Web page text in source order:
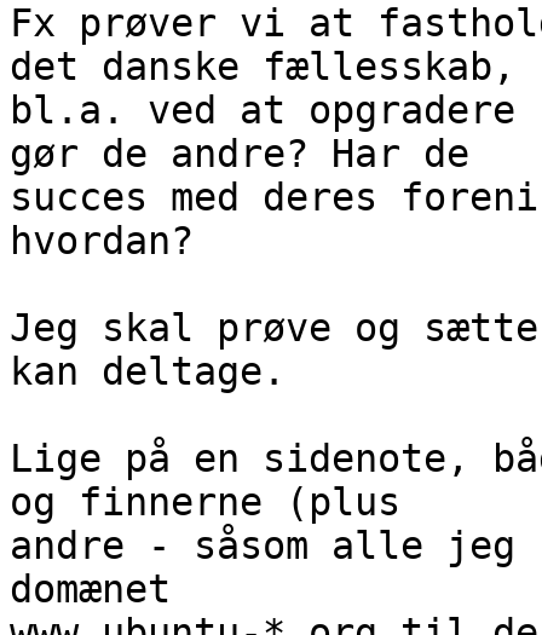
Fx prøver vi at
det danske fællesskab,
bl.a. ved at opgradere
gør de andre? Har de
succes med deres
hvordan?
Jeg skal prøve og
kan deltage.
Lige på en sidenote,
og finnerne (plus
andre - såsom alle
domænet